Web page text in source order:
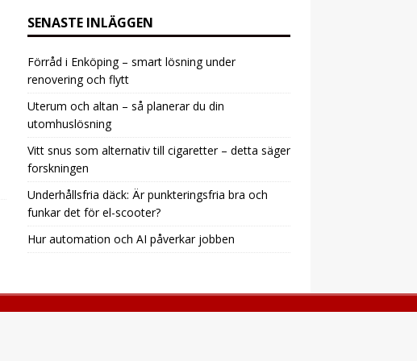
SENASTE INLÄGGEN
Förråd i Enköping – smart lösning under
renovering och flytt
Uterum och altan – så planerar du din
utomhuslösning
Vitt snus som alternativ till cigaretter – detta säger
forskningen
Underhållsfria däck: Är punkteringsfria bra och
funkar det för el-scooter?
Hur automation och AI påverkar jobben